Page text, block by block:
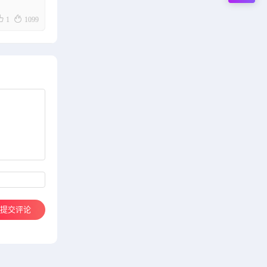
1  1099
提交评论